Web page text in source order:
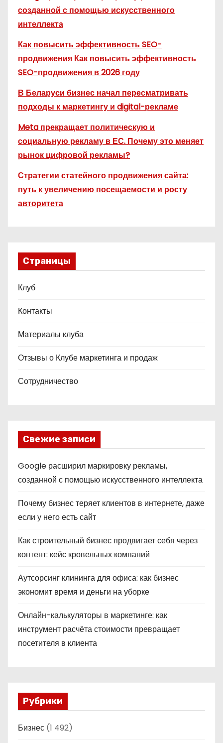
созданной с помощью искусственного
интеллекта
Как повысить эффективность SEO-
продвижения Как повысить эффективность
SEO-продвижения в 2026 году
В Беларуси бизнес начал пересматривать
подходы к маркетингу и digital-рекламе
Meta прекращает политическую и
социальную рекламу в ЕС. Почему это меняет
рынок цифровой рекламы?
Стратегии статейного продвижения сайта:
путь к увеличению посещаемости и росту
авторитета
Страницы
Клуб
Контакты
Материалы клуба
Отзывы о Клубе маркетинга и продаж
Сотрудничество
Свежие записи
Google расширил маркировку рекламы,
созданной с помощью искусственного интеллекта
Почему бизнес теряет клиентов в интернете, даже
если у него есть сайт
Как строительный бизнес продвигает себя через
контент: кейс кровельных компаний
Аутсорсинг клининга для офиса: как бизнес
экономит время и деньги на уборке
Онлайн-калькуляторы в маркетинге: как
инструмент расчёта стоимости превращает
посетителя в клиента
Рубрики
Бизнес (1 492)